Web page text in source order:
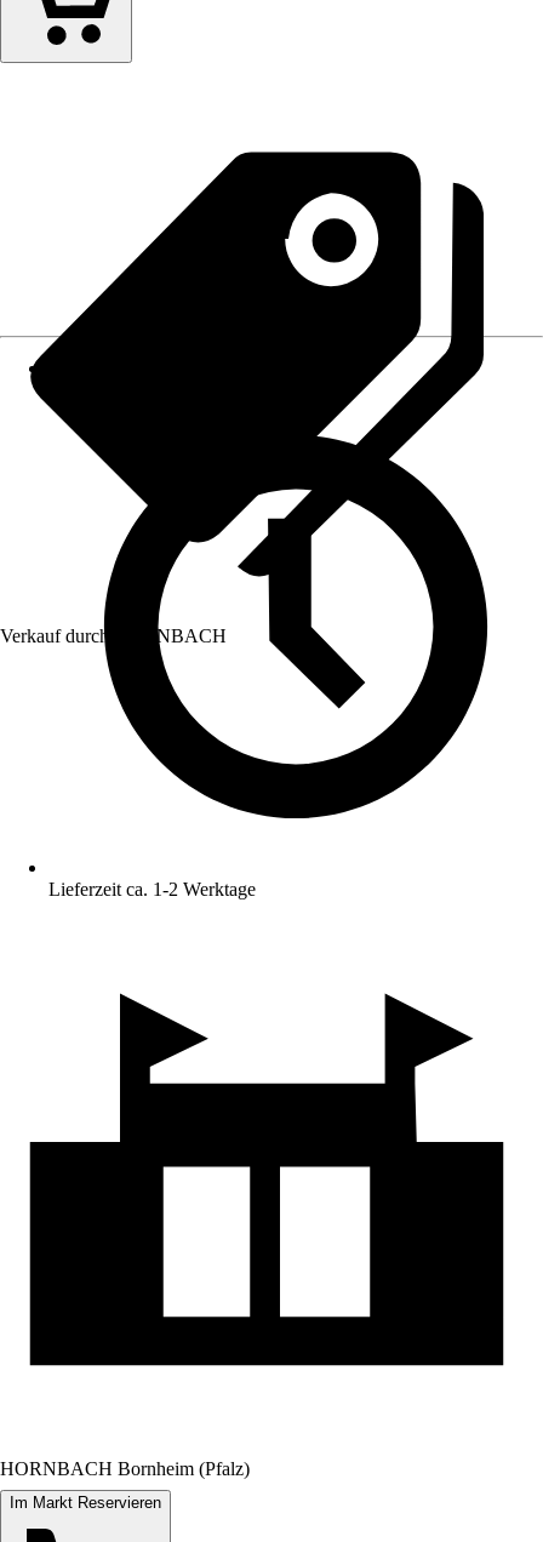
Verkauf durch: HORNBACH
Lieferzeit ca. 1-2 Werktage
HORNBACH Bornheim (Pfalz)
Im Markt Reservieren